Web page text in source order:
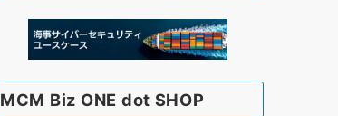
MCM Biz ONE dot SHOP